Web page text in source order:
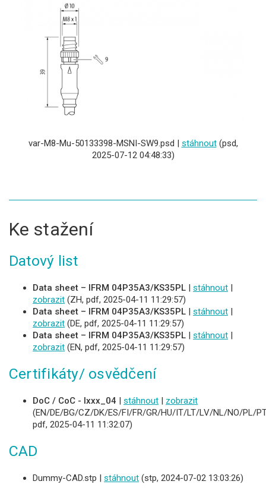
var-M8-Mu-50133398-MSNI-SW9.psd | stáhnout(psd,
2025-07-12 04:48:33)
Ke stažení
Datový list
Data sheet – IFRM 04P35A3/KS35PL stáhnout
zobrazit (ZH, pdf, 2025-04-11 11:29:57)
Data sheet – IFRM 04P35A3/KS35PL
stáhnout
zobrazit (DE, pdf, 2025-04-11 11:29:57)
Data sheet – IFRM 04P35A3/KS35PL
stáhnout
zobrazit (EN, pdf, 2025-04-11 11:29:57)
Certifikáty/ osvědčení
DoC / CoC - Ixxx_04 stáhnout
zobrazit
(EN/DE/BG/CZ/DK/ES/FI/FR/GR/HU/IT/LT/LV/NL/NO/PL/
pdf, 2025-04-11 11:32:07)
CAD
Dummy-CAD.stp | stáhnout (stp, 2024-07-02 13:03:26)